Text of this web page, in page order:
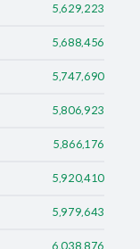
5,629,223
5,688,456
5,747,690
5,806,923
5,866,176
5,920,410
5,979,643
6,038,876